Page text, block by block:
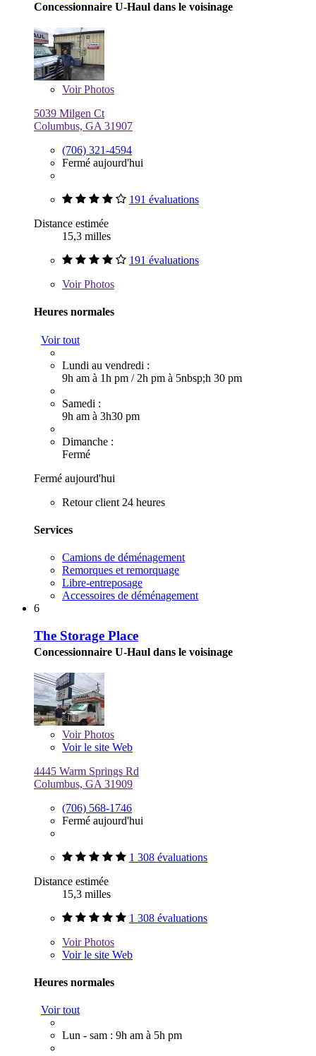
Concessionnaire U-Haul dans le voisinage
VoirPhotos
5039 Milgen Ct
Columbus, GA 31907
(706) 321-4594
Fermé aujourd'hui
191 évaluations
Distance estimée
15,3 milles
191 évaluations
VoirPhotos
Heures normales
Voir tout
Lundi au vendredi :
9h am à 1h pm / 2h pm à 5nbsp;h 30 pm
Samedi :
9h am à 3h30 pm
Dimanche :
Fermé
Fermé aujourd'hui
Retour client 24 heures
Services
Camions de déménagement
Remorques et remorquage
Libre-entreposage
Accessoires de déménagement
6
The Storage Place
Concessionnaire U-Haul dans le voisinage
VoirPhotos
Voir le site Web
4445 Warm Springs Rd
Columbus, GA 31909
(706) 568-1746
Fermé aujourd'hui
1 308 évaluations
Distance estimée
15,3 milles
1 308 évaluations
VoirPhotos
Voir le site Web
Heures normales
Voir tout
Lun - sam : 9h am à 5h pm